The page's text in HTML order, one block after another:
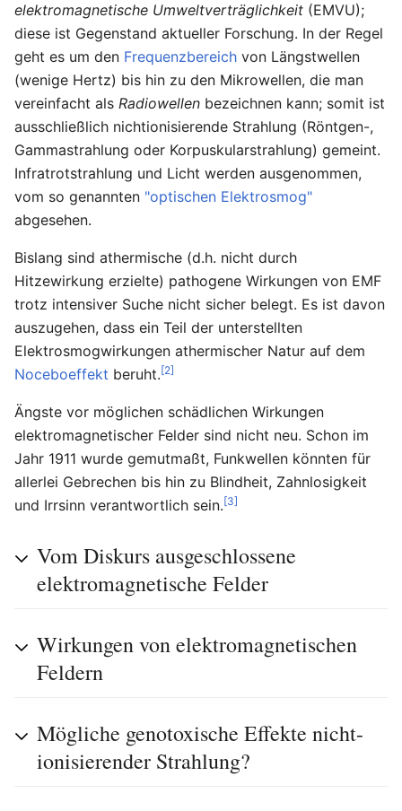
elektromagnetische Umweltverträglichkeit (EMVU);
diese ist Gegenstand aktueller Forschung. In der Regel
geht es um den Frequenzbereich von Längstwellen
(wenige Hertz) bis hin zu den Mikrowellen, die man
vereinfacht als Radiowellen bezeichnen kann; somit ist
ausschließlich nichtionisierende Strahlung (Röntgen-,
Gammastrahlung oder Korpuskularstrahlung) gemeint.
Infratrotstrahlung und Licht werden ausgenommen,
vom so genannten "optischen Elektrosmog"
abgesehen.
Bislang sind athermische (d.h. nicht durch
Hitzewirkung erzielte) pathogene Wirkungen von EMF
trotz intensiver Suche nicht sicher belegt. Es ist davon
auszugehen, dass ein Teil der unterstellten
Elektrosmogwirkungen athermischer Natur auf dem
Noceboeffekt beruht.[2]
Ängste vor möglichen schädlichen Wirkungen
elektromagnetischer Felder sind nicht neu. Schon im
Jahr 1911 wurde gemutmaßt, Funkwellen könnten für
allerlei Gebrechen bis hin zu Blindheit, Zahnlosigkeit
und Irrsinn verantwortlich sein.[3]
Vom Diskurs ausgeschlossene
elektromagnetische Felder
Wirkungen von elektromagnetischen
Feldern
Mögliche genotoxische Effekte nicht-
ionisierender Strahlung?